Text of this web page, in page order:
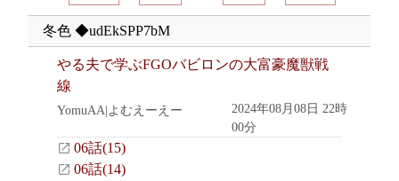
冬色 ◆udEkSPP7bM
やる夫で学ぶFGOバビロンの大富豪魔獣戦
線
YomuAA|よむえーえー
2024年08月08日 22時
00分
06話(15)
06話(14)